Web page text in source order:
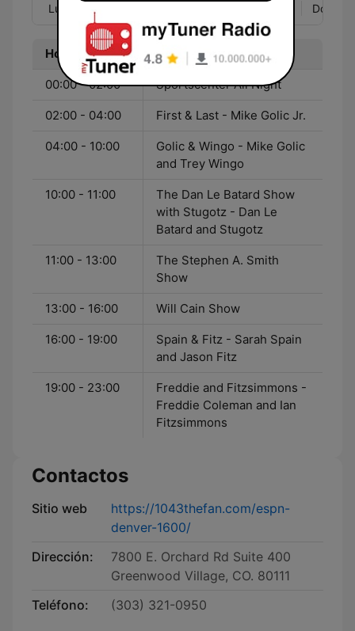
Lun Mar Dom
Hora Programa
00:00 - 02:00 Sportscenter All Night
02:00 - 04:00 First & Last - Mike Golic Jr.
04:00 - 10:00
Golic & Wingo - Mike Golic
and Trey Wingo
10:00 - 11:00
The Dan Le Batard Show
with Stugotz - Dan Le
Batard and Stugotz
11:00 - 13:00
The Stephen A. Smith
Show
13:00 - 16:00 Will Cain Show
16:00 - 19:00
Spain & Fitz - Sarah Spain
and Jason Fitz
19:00 - 23:00
Freddie and Fitzsimmons -
Freddie Coleman and Ian
Fitzsimmons
Contactos
Sitio web
https://1043thefan.com/espn-
denver-1600/
Dirección:
7800 E. Orchard Rd Suite 400
Greenwood Village, CO. 80111
Teléfono:
(303) 321-0950